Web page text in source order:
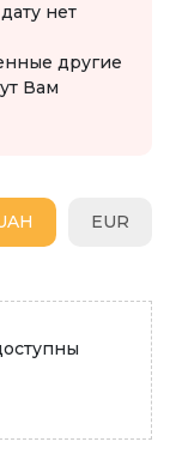
нет
другие
Вам
EUR